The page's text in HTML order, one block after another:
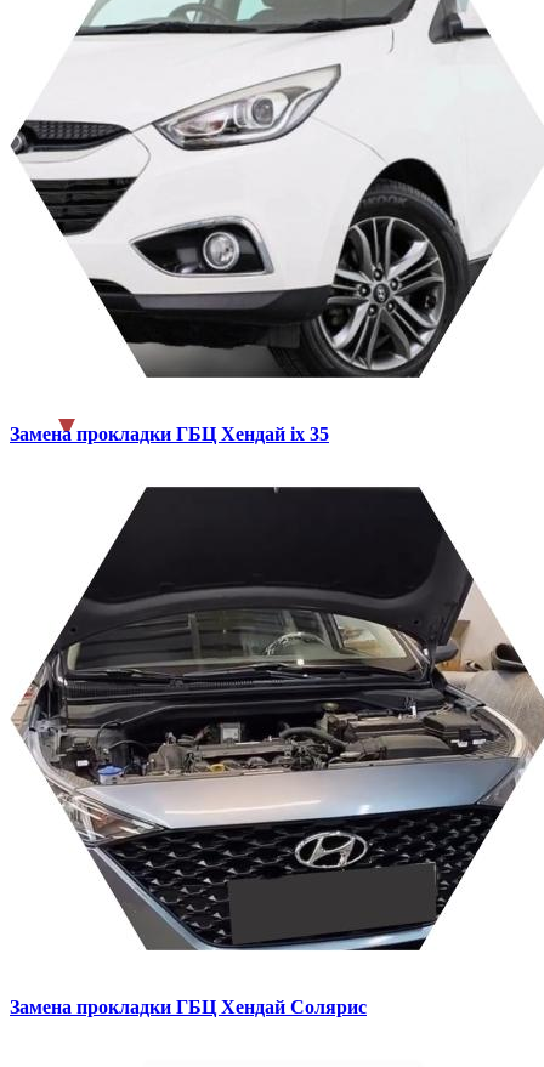
Замена прокладки ГБЦХендай ix 35
Замена прокладки ГБЦХендай Солярис